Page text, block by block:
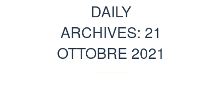
DAILY
ARCHIVES: 21
OTTOBRE 2021